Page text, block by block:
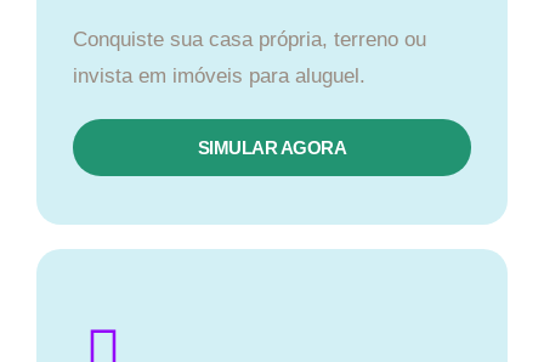
Conquiste sua casa própria, terreno ou
invista em imóveis para aluguel.
SIMULAR AGORA​